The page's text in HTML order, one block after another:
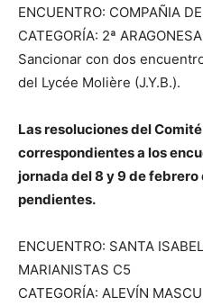
ENCUENTRO: COMPAÑIA
CATEGORÍA: 2ª
Sancionar con dos
del Lycée Molière (J.Y.B.).
Las resoluciones del
correspondientes a los
jornada del 8 y 9 de
pendientes.
ENCUENTRO: SANTA
MARIANISTAS C5
CATEGORÍA: ALEVÍN